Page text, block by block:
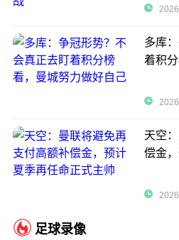
多库
着积
天空
偿金
足球录像